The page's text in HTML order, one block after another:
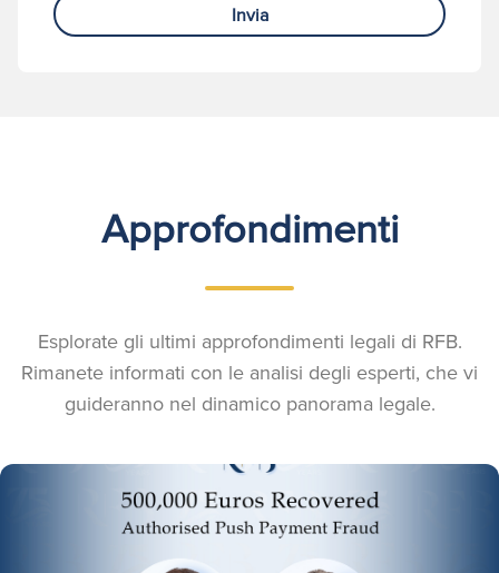
Invia
Approfondimenti
Esplorate gli ultimi approfondimenti legali di RFB.
Rimanete informati con le analisi degli esperti, che vi
guideranno nel dinamico panorama legale.